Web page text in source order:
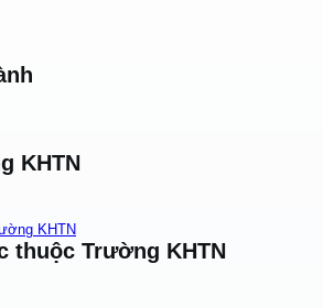
KHTN
KHTN
thuộc Trường KHTN